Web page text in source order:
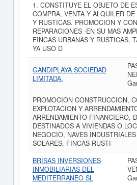
1. CONSTITUYE EL OBJETO DE
COMPRA, VENTA Y ALQUILER
Y RUSTICAS. PROMOCION Y
REPARACIONES -EN SU MAS
FINCAS URBANAS Y RUSTICAS,
YA USO D
GANDIPLAYA SOCIEDAD
LIMITADA.
PROMOCION CONSTRUCCION,
EXPLOTACION Y
ARRENDAMIENTO FINANCIERO,
DESTINADOS A VIVIENDAS O
NEGOCIO, NAVES
SOLARES, FINCAS RUSTI
BRISAS INVERSIONES
INMOBILIARIAS DEL
MEDITERRANEO SL